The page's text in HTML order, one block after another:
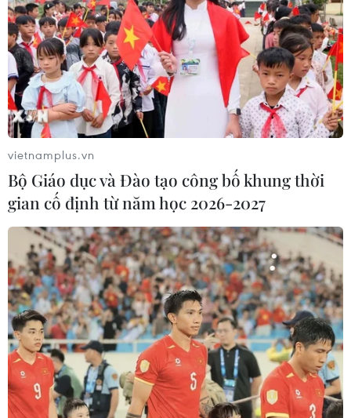
Yêu cầu thu hồi quảng cáo “quá đà” máy
lọc nước RO Kangaroo
30/10/2015 13:21
Sở Y tế yêu cầu Công ty cổ phần tập đoàn điện lạnh
điện máy Việt-Úc thu hồi toàn bộ những quảng cáo về
sản phẩm máy lọc nước RO Kangaroo khả năng ngăn
ngừa bệnh mỡ máu.
vietnamplus.vn
Bộ Giáo dục và Đào tạo công bố khung thời
gian cố định từ năm học 2026-2027